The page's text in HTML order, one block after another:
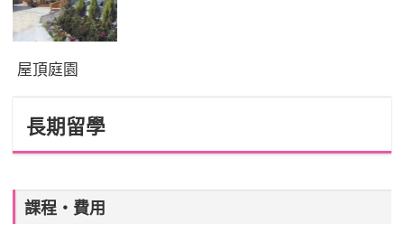
屋頂庭園
長期留學
課程‧費用